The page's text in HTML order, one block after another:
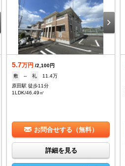
5.7万円 /2,100円
敷
-- 礼
11.4万
原田駅 徒歩11分
1LDK/46.49㎡
お問合せする（無料）
詳細を見る